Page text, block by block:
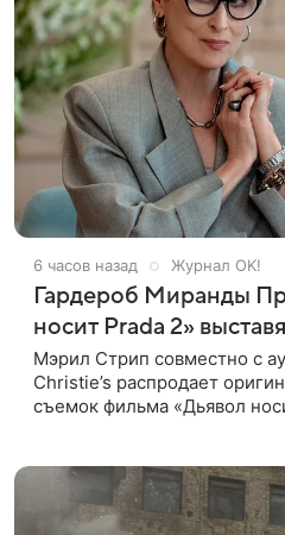
6 часов назад Журнал OK!
Гардероб Миранды
носит Prada 2»
Мэрил Стрип совместно с
Christie’s распродает
съемок фильма «Дьявол